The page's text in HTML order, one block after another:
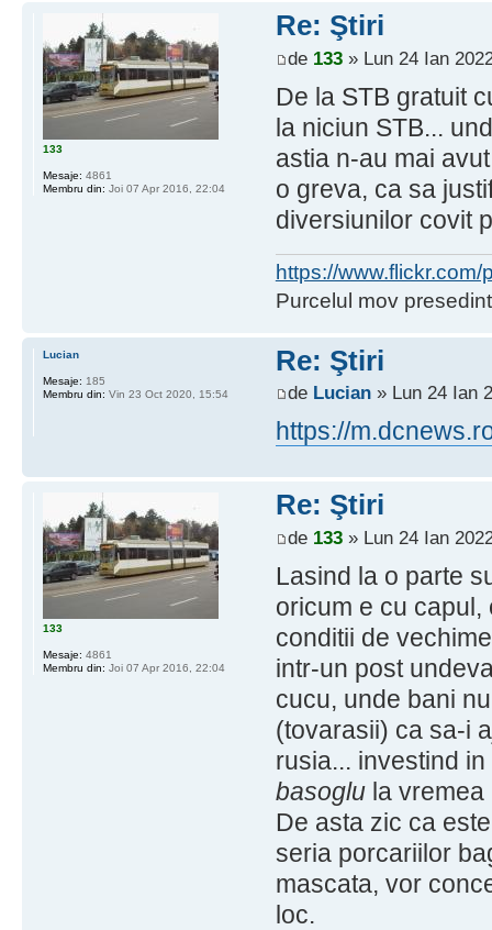
Re: Ştiri
de 133» Lun 24 Ian
De la STB gratuit
la niciun STB...
astia n-au mai
o greva, ca sa
diversiunilor covit
https://
Purcelul mov
133
Mesaje: 4861
Membru din: Joi 07 Apr 2016, 22:04
Re: Ştiri
de Lucian» Lun 24 Ian
https://
Lucian
Mesaje: 185
Membru din: Vin 23 Oct 2020, 15:54
Re: Ştiri
de 133» Lun 24 Ian
Lasind la o parte
oricum e cu
conditii de
intr-un post
cucu, unde bani
(tovarasii) ca sa-i
rusia... investind
basoglula vremea
De asta zic ca
seria porcariilor
mascata, vor
loc.
133
Mesaje: 4861
Membru din: Joi 07 Apr 2016, 22:04